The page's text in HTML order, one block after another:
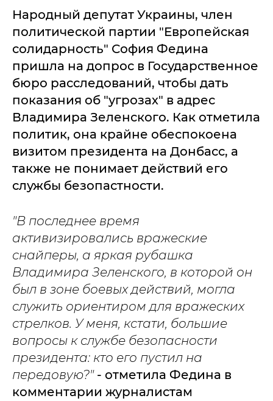
Народный депутат Украины, член
политической партии "Европейская
солидарность" София Федина
пришла на допрос в Государственное
бюро расследований, чтобы дать
показания об "угрозах" в адрес
Владимира Зеленского. Как отметила
политик, она крайне обеспокоена
визитом президента на Донбасс, а
также не понимает действий его
службы безопастности.
"В последнее время
активизировались вражеские
снайперы, а яркая рубашка
Владимира Зеленского, в которой он
был в зоне боевых действий, могла
служить ориентиром для вражеских
стрелков. У меня, кстати, большие
вопросы к службе безопасности
президента: кто его пустил на
передовую?" - отметила Федина в
комментарии журналистам